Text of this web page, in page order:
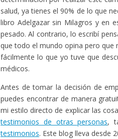
salud, ya tienes el 90% de lo que
libro Adelgazar sin Milagros y en
pesado. Al contrario, lo escribí
que todo el mundo opina pero que
fácilmente lo que yo tuve que
médicos.
Antes de tomar la decisión de
puedes encontrar de manera
mi estilo directo de explicar las
testimonios de otras personas,
testimonios. Este blog lleva desde